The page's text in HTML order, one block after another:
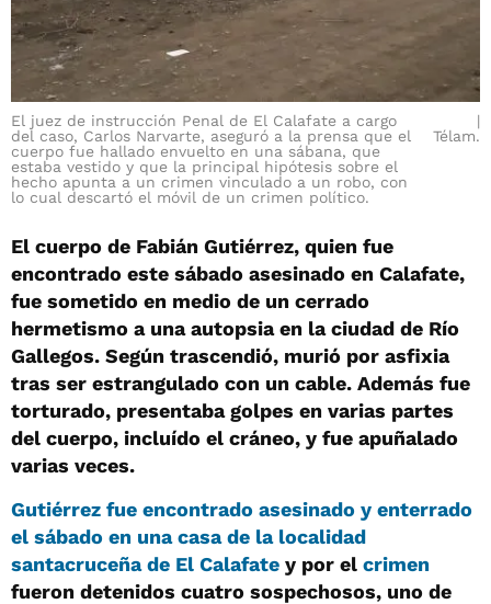
El juez de instrucción Penal de El Calafate a cargo
del caso, Carlos Narvarte, aseguró a la prensa que el
cuerpo fue hallado envuelto en una sábana, que
estaba vestido y que la principal hipótesis sobre el
hecho apunta a un crimen vinculado a un robo, con
lo cual descartó el móvil de un crimen político.
Télam.
El cuerpo de Fabián Gutiérrez, quien fue
encontrado este sábado asesinado en Calafate,
fue sometido en medio de un cerrado
hermetismo a una autopsia en la ciudad de Río
Gallegos. Según trascendió, murió por asfixia
tras ser estrangulado con un cable. Además fue
torturado, presentaba golpes en varias partes
del cuerpo, incluído el cráneo, y fue apuñalado
varias veces.
Gutiérrez fue encontrado asesinado y enterrado
el sábado en una casa de la localidad
santacruceña de El Calafate y por el crimen
fueron detenidos cuatro sospechosos, uno de